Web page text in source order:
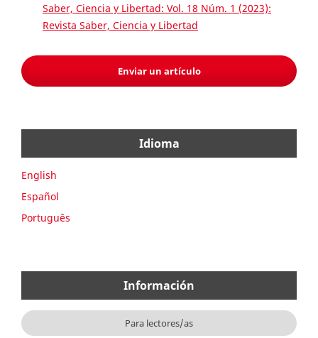
Saber, Ciencia y Libertad: Vol. 18 Núm. 1 (2023):
Revista Saber, Ciencia y Libertad
Enviar un artículo
Idioma
English
Español
Português
Información
Para lectores/as